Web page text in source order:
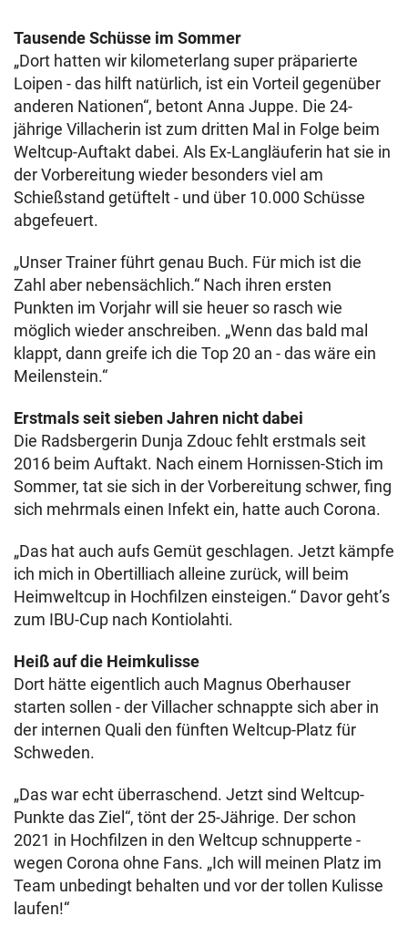
Tausende Schüsse im Sommer
„Dort hatten wir kilometerlang super präparierte
Loipen - das hilft natürlich, ist ein Vorteil gegenüber
anderen Nationen“, betont Anna Juppe. Die 24-
jährige Villacherin ist zum dritten Mal in Folge beim
Weltcup-Auftakt dabei. Als Ex-Langläuferin hat sie in
der Vorbereitung wieder besonders viel am
Schießstand getüftelt - und über 10.000 Schüsse
abgefeuert.
„Unser Trainer führt genau Buch. Für mich ist die
Zahl aber nebensächlich.“ Nach ihren ersten
Punkten im Vorjahr will sie heuer so rasch wie
möglich wieder anschreiben. „Wenn das bald mal
klappt, dann greife ich die Top 20 an - das wäre ein
Meilenstein.“
Erstmals seit sieben Jahren nicht dabei
Die Radsbergerin Dunja Zdouc fehlt erstmals seit
2016 beim Auftakt. Nach einem Hornissen-Stich im
Sommer, tat sie sich in der Vorbereitung schwer, fing
sich mehrmals einen Infekt ein, hatte auch Corona.
„Das hat auch aufs Gemüt geschlagen. Jetzt kämpfe
ich mich in Obertilliach alleine zurück, will beim
Heimweltcup in Hochfilzen einsteigen.“ Davor geht’s
zum IBU-Cup nach Kontiolahti.
Heiß auf die Heimkulisse
Dort hätte eigentlich auch Magnus Oberhauser
starten sollen - der Villacher schnappte sich aber in
der internen Quali den fünften Weltcup-Platz für
Schweden.
„Das war echt überraschend. Jetzt sind Weltcup-
Punkte das Ziel“, tönt der 25-Jährige. Der schon
2021 in Hochfilzen in den Weltcup schnupperte -
wegen Corona ohne Fans. „Ich will meinen Platz im
Team unbedingt behalten und vor der tollen Kulisse
laufen!“